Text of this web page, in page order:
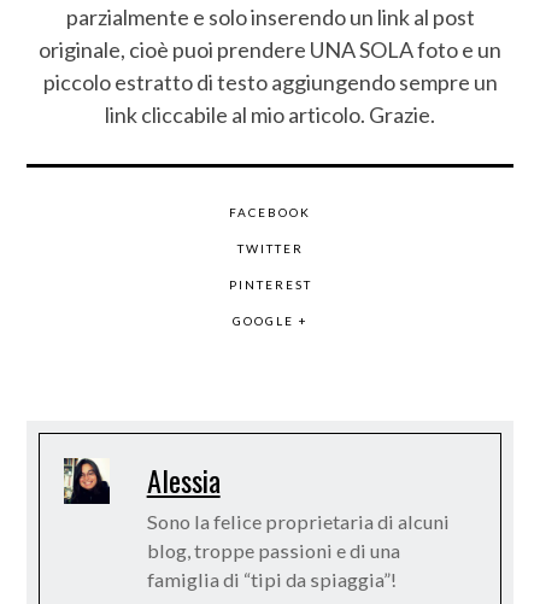
parzialmente e solo inserendo un link al post
originale, cioè puoi prendere UNA SOLA foto e un
piccolo estratto di testo aggiungendo sempre un
link cliccabile al mio articolo. Grazie.
FACEBOOK
TWITTER
PINTEREST
GOOGLE +
Alessia
Sono la felice proprietaria di alcuni
blog, troppe passioni e di una
famiglia di “tipi da spiaggia”!